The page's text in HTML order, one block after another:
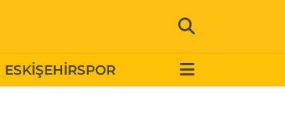
ESKİŞEHİRSPOR